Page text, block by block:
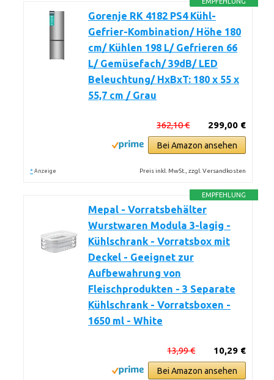
Gorenje RK 4182 PS4 Kühl-
Gefrier-Kombination/ Höhe 180
cm/ Kühlen 198 L/ Gefrieren 66
L/ Gemüsefach/ 39dB/ LED
Beleuchtung/ HxBxT: 180 x 55 x
55,7 cm / Grau
299,00 €
362,10 €
Bei Amazon ansehen
* Anzeige Preis inkl. MwSt., zzgl. Versandkosten
EMPFEHLUNG
Mepal - Vorratsbehälter
Wurstwaren Modula 3-lagig -
Kühlschrank - Vorratsbox mit
Deckel - Geeignet zur
Aufbewahrung von
Fleischprodukten - 3 Separate
Kühlschrank - Vorratsboxen -
1650 ml - White
10,29 €
13,99 €
Bei Amazon ansehen